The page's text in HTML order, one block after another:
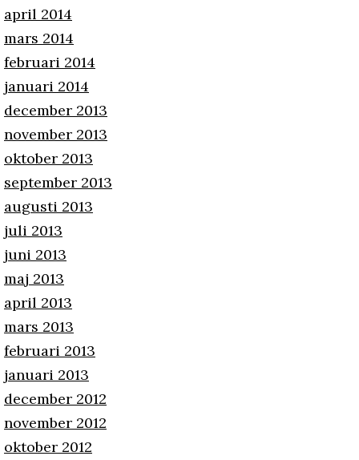
april 2014
mars 2014
februari 2014
januari 2014
december 2013
november 2013
oktober 2013
september 2013
augusti 2013
juli 2013
juni 2013
maj 2013
april 2013
mars 2013
februari 2013
januari 2013
december 2012
november 2012
oktober 2012